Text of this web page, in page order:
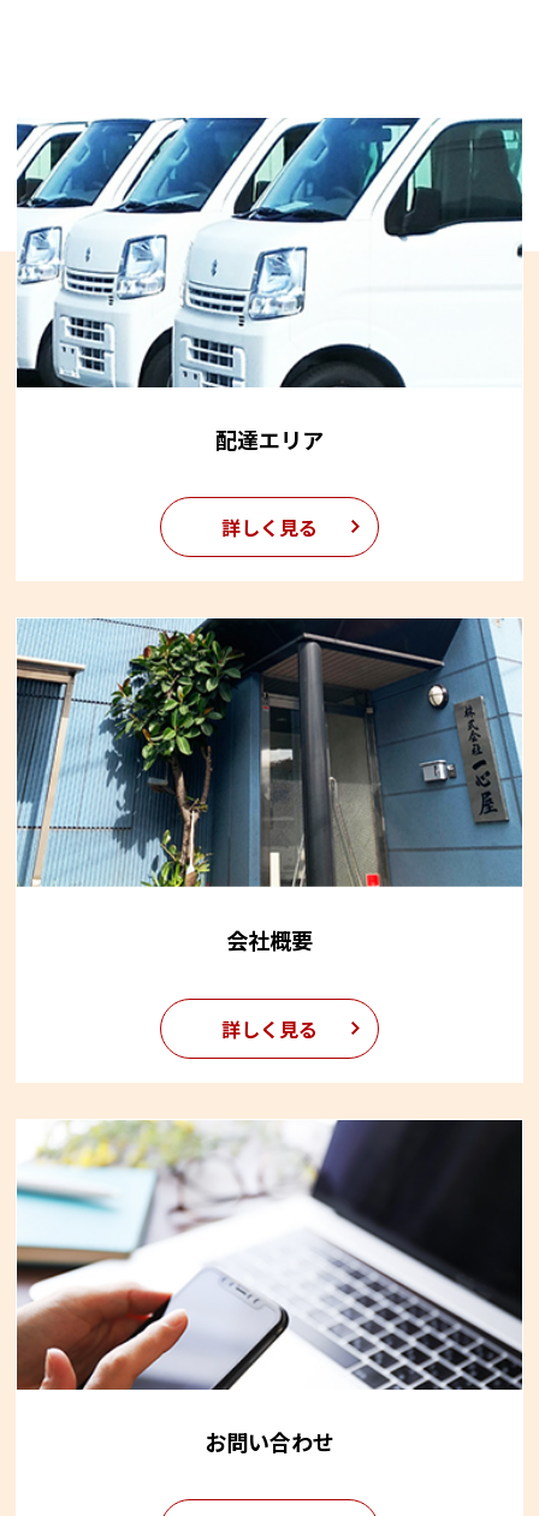
配達エリア
詳しく見る
会社概要
詳しく見る
お問い合わせ